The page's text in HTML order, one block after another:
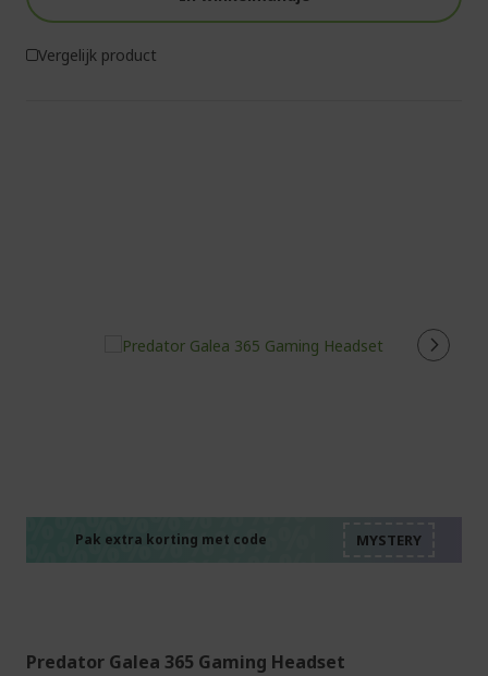
Vergelijk product
Pak extra korting met code
Predator Galea 365 Gaming Headset